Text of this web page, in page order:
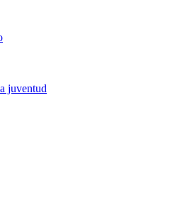
juventud